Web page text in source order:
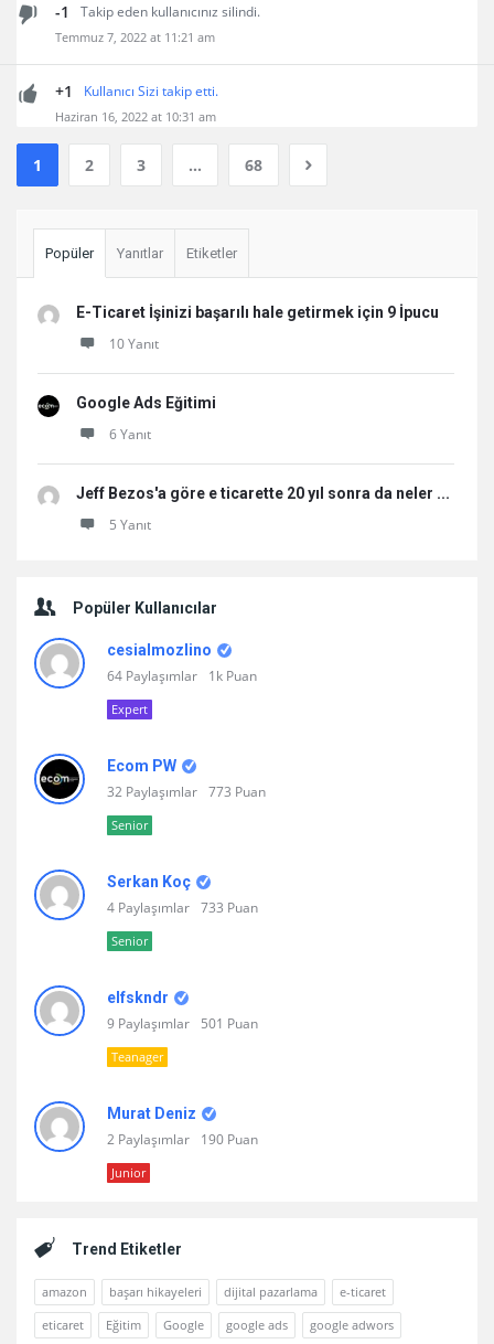
-1 Takip eden kullanıcınız silindi.
Temmuz 7, 2022 at 11:21 am
+1 Kullanıcı Sizi takip etti.
Haziran 16, 2022 at 10:31 am
1 2 3 … 68
Sidebar
Popüler Yanıtlar Etiketler
E-Ticaret İşinizi başarılı hale getirmek için 9 İpucu
10 Yanıt
Google Ads Eğitimi
6 Yanıt
Jeff Bezos'a göre e ticarette 20 yıl sonra da neler ...
5 Yanıt
Popüler Kullanıcılar
cesialmozlino
64 Paylaşımlar 1k Puan
Expert
Ecom PW
32 Paylaşımlar 773 Puan
Senior
Serkan Koç
4 Paylaşımlar 733 Puan
Senior
elfskndr
9 Paylaşımlar 501 Puan
Teanager
Murat Deniz
2 Paylaşımlar 190 Puan
Junior
Trend Etiketler
amazon başarı hikayeleri dijital pazarlama
e-ticaret
eticaret
Eğitim Google google ads
google adwors